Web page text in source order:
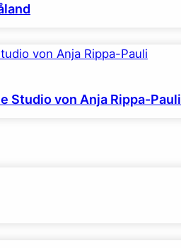
Studio von Anja Rippa-Pauli